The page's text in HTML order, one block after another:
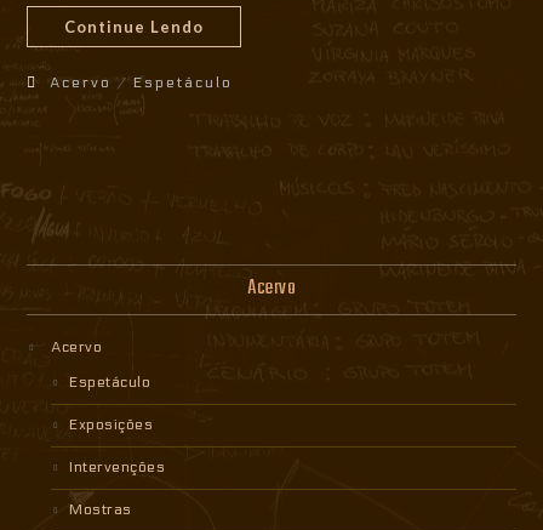
Continue Lendo
Acervo /Espetáculo
Acervo
Acervo
Espetáculo
Exposições
Intervenções
Mostras